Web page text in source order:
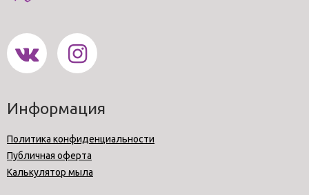
Информация
Политика конфиденциальности
Публичная оферта
Калькулятор мыла